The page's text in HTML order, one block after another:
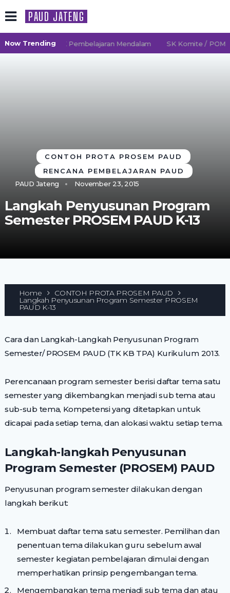
PAUD JATENG
Now Trending
2026/2027 TK Pembelajaran Mendalam SK Komite / POMG
CONTOH PROTA PROSEM PAUD
RENCANA PEMBELAJARAN PAUD
PAUD Jateng
November 23, 2015
Langkah Penyusunan Program
Semester PROSEM PAUD K-13
Home CONTOH PROTA PROSEM PAUD
Langkah Penyusunan Program Semester PROSEM
PAUD K-13
Cara dan Langkah-Langkah Penyusunan Program
Semester/ PROSEM PAUD (TK KB TPA) Kurikulum 2013.
Perencanaan program semester berisi daftar tema satu
semester yang dikembangkan menjadi sub tema atau
sub-sub tema, Kompetensi yang ditetapkan untuk
dicapai pada setiap tema, dan alokasi waktu setiap tema.
Langkah-langkah Penyusunan
Program Semester (PROSEM) PAUD
Penyusunan program semester dilakukan dengan
langkah berikut:
Membuat daftar tema satu semester. Pemilihan dan
penentuan tema dilakukan guru sebelum awal
semester kegiatan pembelajaran dimulai dengan
memperhatikan prinsip pengembangan tema.
Mengembangkan tema menjadi sub tema dan atau